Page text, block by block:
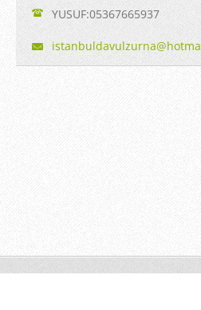
YUSUF:05367665937
istanbuldavulzurna@hotma